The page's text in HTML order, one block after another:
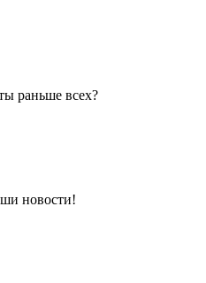
раньше всех?
новости!